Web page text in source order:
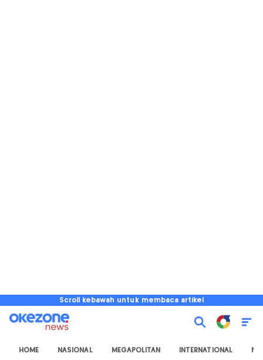
Scroll kebawah untuk membaca artikel
HOME NASIONAL MEGAPOLITAN INTERNATIONAL